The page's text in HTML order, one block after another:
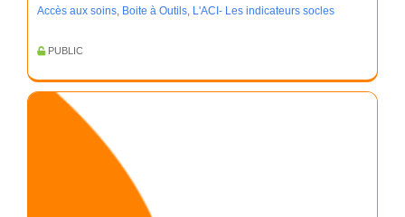
Accès aux soins, Boite à Outils, L'ACI- Les indicateurs socles
PUBLIC